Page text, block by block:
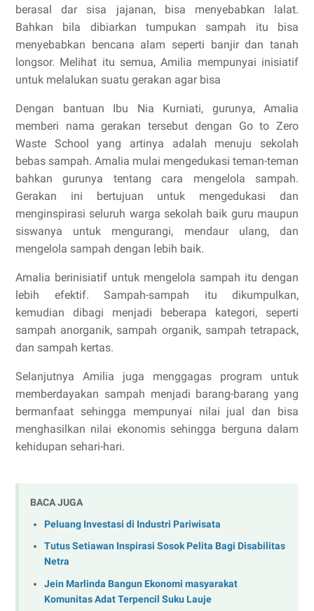
berasal dar sisa jajanan, bisa menyebabkan lalat.
Bahkan bila dibiarkan tumpukan sampah itu bisa
menyebabkan bencana alam seperti banjir dan tanah
longsor. Melihat itu semua, Amilia mempunyai inisiatif
untuk melalukan suatu gerakan agar bisa
Dengan bantuan Ibu Nia Kurniati, gurunya, Amalia
memberi nama gerakan tersebut dengan Go to Zero
Waste School yang artinya adalah menuju sekolah
bebas sampah. Amalia mulai mengedukasi teman-teman
bahkan gurunya tentang cara mengelola sampah.
Gerakan ini bertujuan untuk mengedukasi dan
menginspirasi seluruh warga sekolah baik guru maupun
siswanya untuk mengurangi, mendaur ulang, dan
mengelola sampah dengan lebih baik.
Amalia berinisiatif untuk mengelola sampah itu dengan
lebih efektif. Sampah-sampah itu dikumpulkan,
kemudian dibagi menjadi beberapa kategori, seperti
sampah anorganik, sampah organik, sampah tetrapack,
dan sampah kertas.
Selanjutnya Amilia juga menggagas program untuk
memberdayakan sampah menjadi barang-barang yang
bermanfaat sehingga mempunyai nilai jual dan bisa
menghasilkan nilai ekonomis sehingga berguna dalam
kehidupan sehari-hari.
BACA JUGA
Peluang Investasi di Industri Pariwisata
Tutus Setiawan Inspirasi Sosok Pelita Bagi Disabilitas
Netra
Jein Marlinda Bangun Ekonomi masyarakat
Komunitas Adat Terpencil Suku Lauje